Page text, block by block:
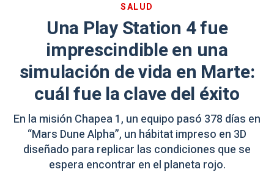
SALUD
Una Play Station 4 fue
imprescindible en una
simulación de vida en Marte:
cuál fue la clave del éxito
En la misión Chapea 1, un equipo pasó 378 días en
“Mars Dune Alpha”, un hábitat impreso en 3D
diseñado para replicar las condiciones que se
espera encontrar en el planeta rojo.